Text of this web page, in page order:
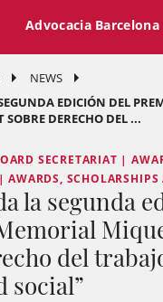
Advocacia Barcelona
NEWS
EDICIÓN DEL
SOBRE DERECHO DEL ...
SECRETARIAT |
AWARDS, SCHOLARSHIPS
la segunda
del
social”